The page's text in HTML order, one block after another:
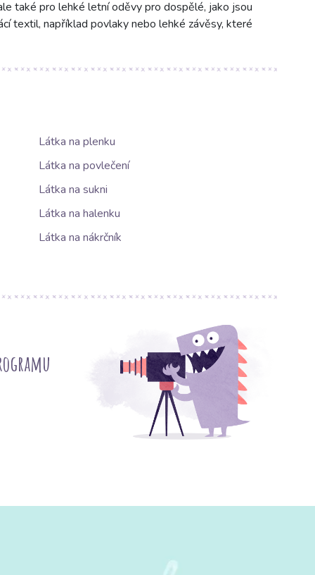
také pro lehké letní oděvy pro dospělé, jako jsou
textil, například povlaky nebo lehké závěsy, které
Látka na plenku
Látka na povlečení
Látka na sukni
Látka na halenku
Látka na nákrčník